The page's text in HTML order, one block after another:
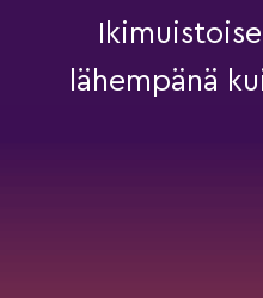
lähempänä